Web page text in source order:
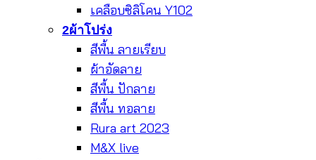
เคลือบซิลิโคน Y102
2ผ้าโปร่ง
สีพื้น ลายเรียบ
ผ้าอัดลาย
สีพื้น ปักลาย
สีพื้น ทอลาย
Rura art 2023
M&X live